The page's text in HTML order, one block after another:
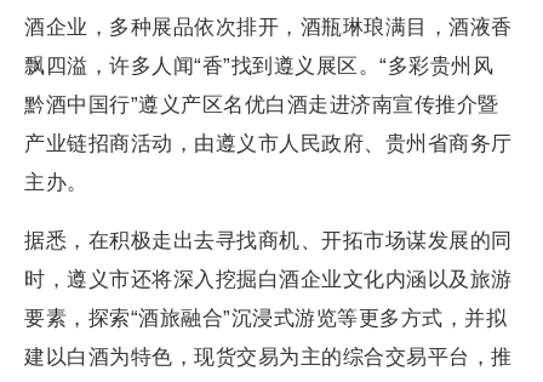
酒企业，多种展品依次排开，酒瓶琳琅满目，酒液香
飘四溢，许多人闻“香”找到遵义展区。“多彩贵州风
黔酒中国行”遵义产区名优白酒走进济南宣传推介暨
产业链招商活动，由遵义市人民政府、贵州省商务厅
主办。
据悉，在积极走出去寻找商机、开拓市场谋发展的同
时，遵义市还将深入挖掘白酒企业文化内涵以及旅游
要素，探索“酒旅融合”沉浸式游览等更多方式，并拟
建以白酒为特色，现货交易为主的综合交易平台，推